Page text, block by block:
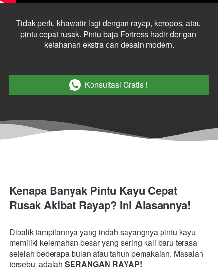
Tidak perlu khawatir lagi dengan rayap, keropos, atau
pintu cepat rusak. Pintu baja Fortress hadir dengan
ketahanan ekstra dan desain modern.
` Konsultasi Gratis !
Kenapa Banyak Pintu Kayu Cepat
Rusak Akibat Rayap? Ini Alasannya!
Dibalik tampilannya yang indah sayangnya pintu kayu
memiliki kelemahan besar yang sering kali baru terasa
setelah beberapa bulan atau tahun pemakaian. Masalah
tersebut adalah SERANGAN RAYAP!